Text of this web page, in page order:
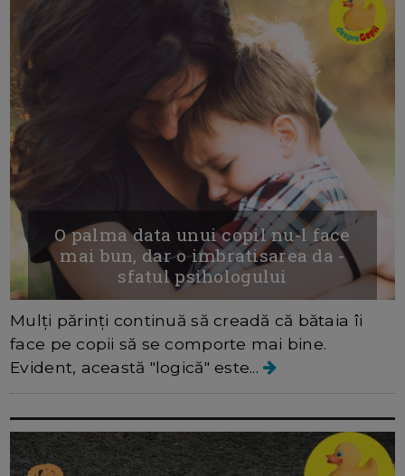
O palma data unui copil nu-l face
mai bun, dar o imbratisarea da -
sfatul psihologului
Mulți părinți continuă să creadă că bătaia îi
face pe copii să se comporte mai bine.
Evident, această "logică" este...